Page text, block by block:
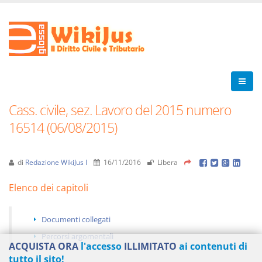
Cass. civile, sez. Lavoro del 2015 numero
16514 (06/08/2015)
di Redazione WikiJus I 16/11/2016 Libera
Elenco dei capitoli
Documenti collegati
Percorsi argomentali
ACQUISTA ORA l'accesso ILLIMITATO ai contenuti di
tutto il sito!